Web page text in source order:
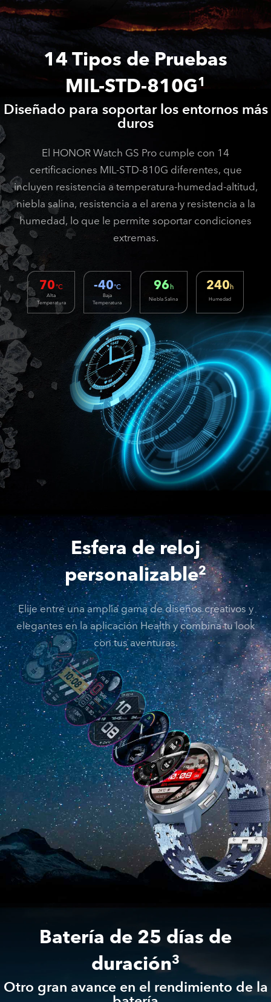
14 Tipos de Pruebas
MIL-STD-810G1
Diseñado para soportar los entornos más
duros
El HONOR Watch GS Pro cumple con 14
certificaciones MIL-STD-810G diferentes, que
incluyen resistencia a temperatura-humedad-altitud,
niebla salina, resistencia a el arena y resistencia a la
humedad, lo que le permite soportar condiciones
extremas.
70°C
Alta
Temperatura
-40°C
Baja
Temperatura
96h
Niebla Salina
240h
Humedad
Esfera de reloj
personalizable2
Elije entre una amplia gama de diseños creativos y
elegantes en la aplicación Health y combina tu look
con tus aventuras.
Batería de 25 días de
duración3
Otro gran avance en el rendimiento de la